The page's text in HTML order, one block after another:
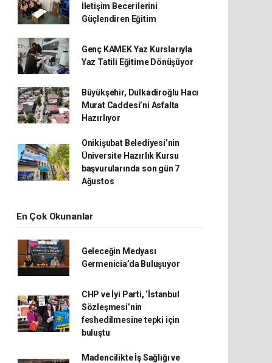
İletişim Becerilerini
Güçlendiren Eğitim
Genç KAMEK Yaz Kurslarıyla
Yaz Tatili Eğitime Dönüşüyor
Büyükşehir, Dulkadiroğlu Hacı
Murat Caddesi’ni Asfalta
Hazırlıyor
Onikişubat Belediyesi’nin
Üniversite Hazırlık Kursu
başvurularında son gün 7
Ağustos
En Çok Okunanlar
Geleceğin Medyası
Germenicia’da Buluşuyor
CHP ve İyi Parti, ‘İstanbul
Sözleşmesi’nin
feshedilmesine tepki için
buluştu
Madencilikte İş Sağlığı ve